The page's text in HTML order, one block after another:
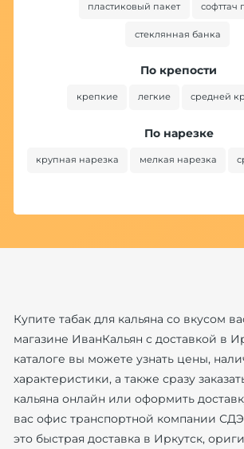
пластиковый пакет софттач
стеклянная банка
По крепости
крепкие легкие средней
По нарезке
крупная нарезка мелкая нарезка
Купите табак для кальяна со вкусом
магазине ИванКальян с доставкой в
каталоге вы можете узнать цены,
характеристики, а также сразу
кальяна онлайн или оформить
вас офис транспортной компании
это быстрая доставка в Иркутск,